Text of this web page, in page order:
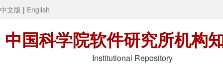
中文版 | English
中国科学院软件研究所机构
Institutional Repository